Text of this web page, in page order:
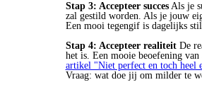
Stap 3: Accepteer succesAls je
zal gestild worden. Als je jouw
Een mooi tegengif is dagelijks
Stap 4: Accepteer realiteitDe
het is. Een mooie beoefening
artikel "Niet perfect en toch heel
Vraag: wat doe jij om milder te